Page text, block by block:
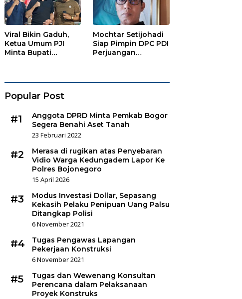
Viral Bikin Gaduh,
Ketua Umum PJI
Minta Bupati
Mochtar Setijohadi
Siap Pimpin DPC PDI
Perjuangan
Popular Post
#1
Anggota DPRD Minta Pemkab Bogor
Segera Benahi Aset Tanah
23 Februari 2022
#2
Merasa di rugikan atas Penyebaran
Vidio Warga Kedungadem Lapor Ke
Polres Bojonegoro
15 April 2026
#3
Modus Investasi Dollar, Sepasang
Kekasih Pelaku Penipuan Uang Palsu
Ditangkap Polisi
6 November 2021
#4
Tugas Pengawas Lapangan
Pekerjaan Konstruksi
6 November 2021
#5
Tugas dan Wewenang Konsultan
Perencana dalam Pelaksanaan
Proyek Konstruks